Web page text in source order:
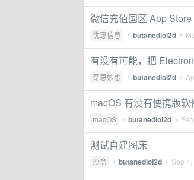
微信充值国区 App Store
优惠信息 • butanediol2d •
有没有可能，把
奇思妙想 • butanediol2d •
macOS 有没有便携版软
macOS • butanediol2d •
测试自建图床
沙盒 • butanediol2d • Sep